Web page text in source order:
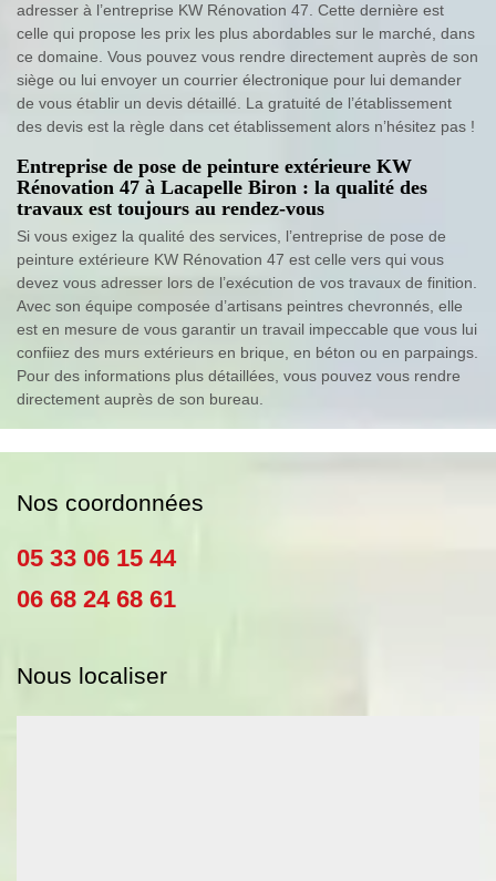
adresser à l’entreprise KW Rénovation 47. Cette dernière est
celle qui propose les prix les plus abordables sur le marché, dans
ce domaine. Vous pouvez vous rendre directement auprès de son
siège ou lui envoyer un courrier électronique pour lui demander
de vous établir un devis détaillé. La gratuité de l’établissement
des devis est la règle dans cet établissement alors n’hésitez pas !
Entreprise de pose de peinture extérieure KW
Rénovation 47 à Lacapelle Biron : la qualité des
travaux est toujours au rendez-vous
Si vous exigez la qualité des services, l’entreprise de pose de
peinture extérieure KW Rénovation 47 est celle vers qui vous
devez vous adresser lors de l’exécution de vos travaux de finition.
Avec son équipe composée d’artisans peintres chevronnés, elle
est en mesure de vous garantir un travail impeccable que vous lui
confiiez des murs extérieurs en brique, en béton ou en parpaings.
Pour des informations plus détaillées, vous pouvez vous rendre
directement auprès de son bureau.
Nos coordonnées
05 33 06 15 44
06 68 24 68 61
Nous localiser